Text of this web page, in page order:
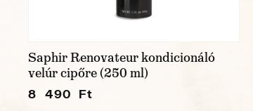
Saphir Renovateur kondicionáló
velúr cipőre (250 ml)
8 490 Ft